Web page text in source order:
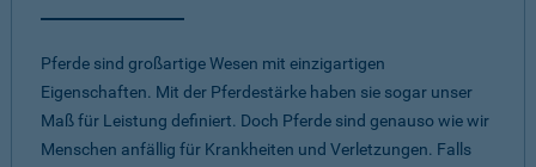
Pferde sind großartige Wesen mit einzigartigen
Eigenschaften. Mit der Pferdestärke haben sie sogar unser
Maß für Leistung definiert. Doch Pferde sind genauso wie wir
Menschen anfällig für Krankheiten und Verletzungen. Falls